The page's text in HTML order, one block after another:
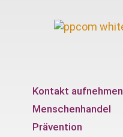
Kontakt aufnehmen
Menschenhandel
Prävention